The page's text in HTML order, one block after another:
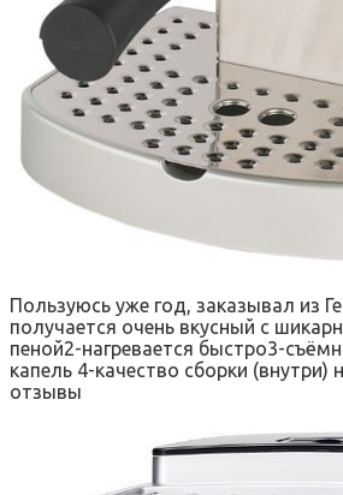
Пользуюсь уже год, заказывал из
получается очень вкусный с
пеной2-нагревается быстро3-
капель 4-качество сборки (внутри)
отзывы